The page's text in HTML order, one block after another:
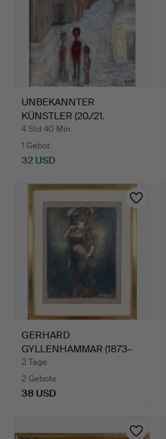
UNBEKANNTER
KÜNSTLER (20./21.
Jahrhundert)…
4 Std 40 Min
1 Gebot
32 USD
GERHARD
GYLLENHAMMAR (1873–
1968). Elegante…
2 Tage
2 Gebote
38 USD